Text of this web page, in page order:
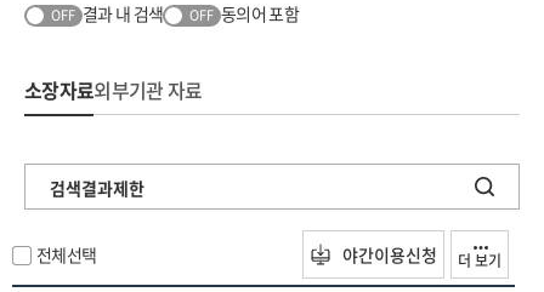
OFF 결과 내 검색 OFF 동의어 포함
소장자료외부기관 자료
검색결과제한
전체선택 야간이용신청 더 보기